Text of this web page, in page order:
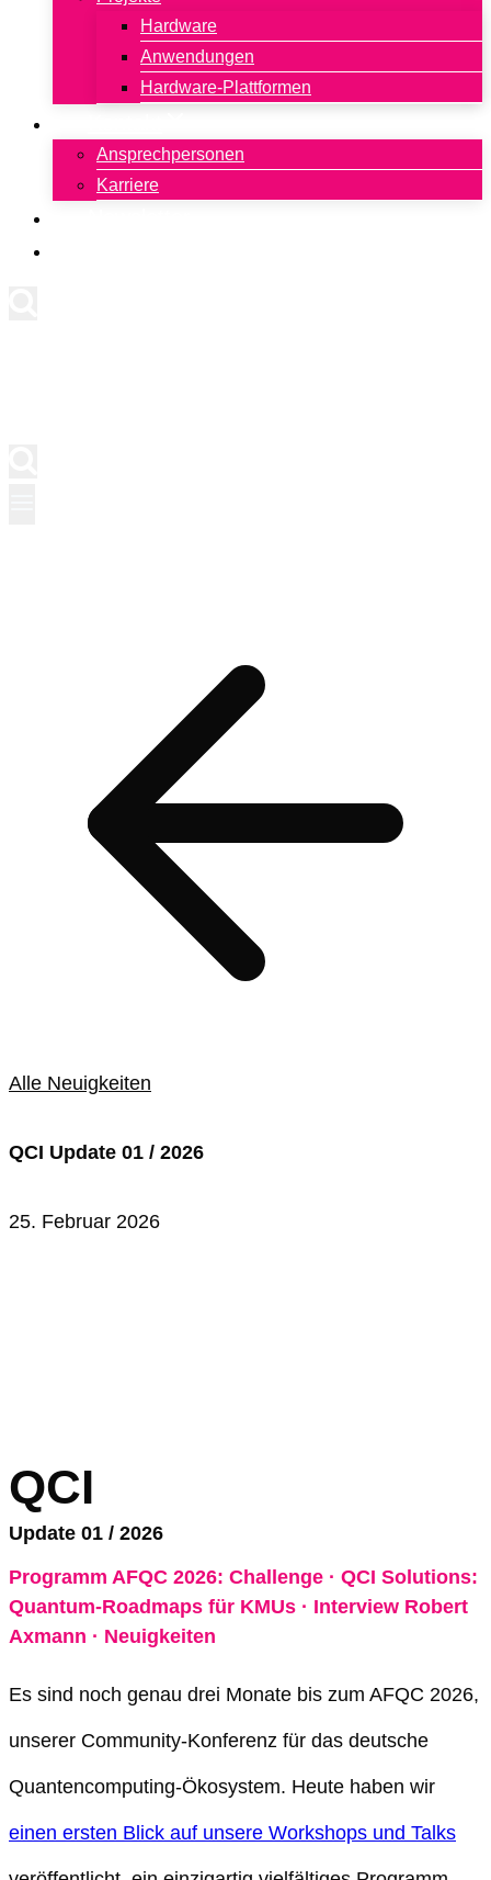
Hardware
Anwendungen
Hardware-Plattformen
Ansprechpersonen
Karriere
Alle Neuigkeiten
QCI Update 01 / 2026
25. Februar 2026
QCI
Update 01 / 2026
Programm AFQC 2026: Challenge · QCI Solutions:
Quantum-Roadmaps für KMUs · Interview Robert
Axmann · Neuigkeiten
Es sind noch genau drei Monate bis zum AFQC 2026,
unserer Community-Konferenz für das deutsche
Quantencomputing-Ökosystem. Heute haben wir
einen ersten Blick auf unsere Workshops und Talks